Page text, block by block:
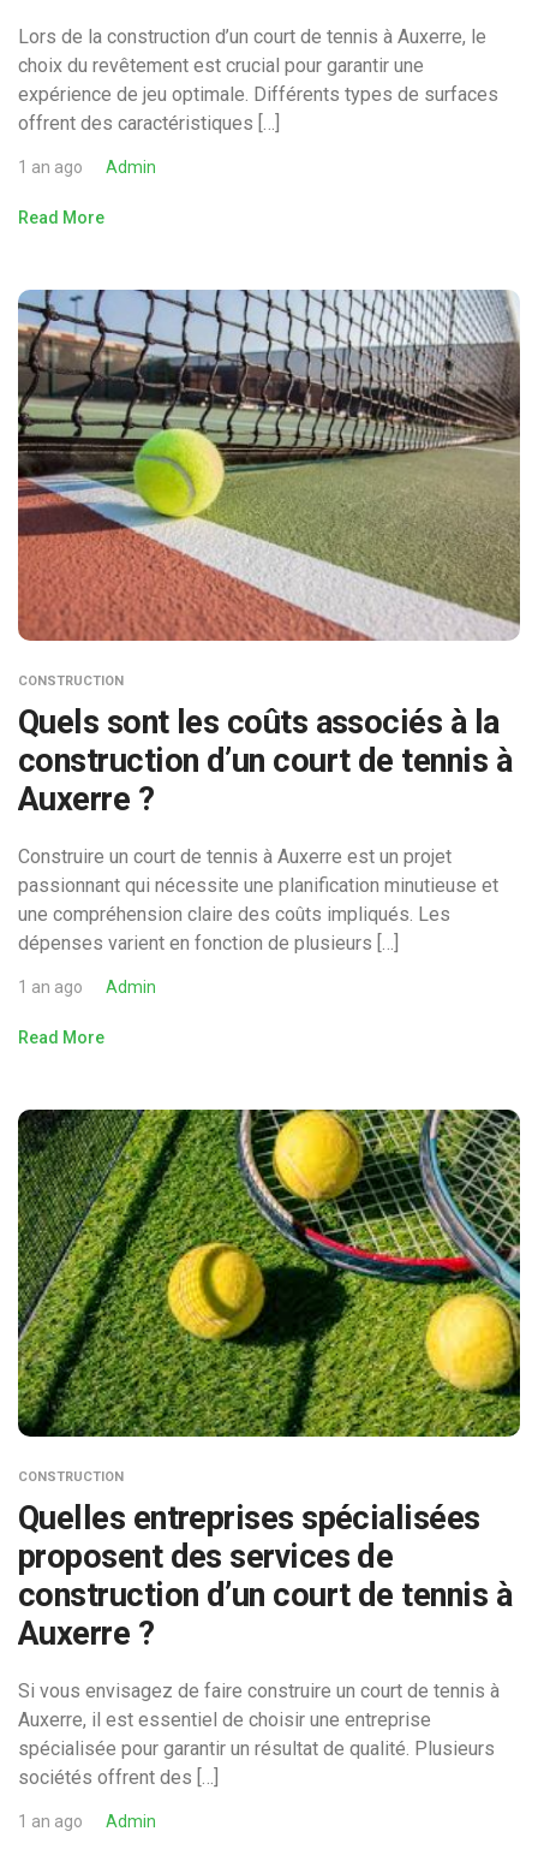
Lors de la construction d’un court de tennis à Auxerre, le
choix du revêtement est crucial pour garantir une
expérience de jeu optimale. Différents types de surfaces
offrent des caractéristiques […]
1 an ago Admin
Read More
CONSTRUCTION
Quels sont les coûts associés à la
construction d’un court de tennis à
Auxerre ?
Construire un court de tennis à Auxerre est un projet
passionnant qui nécessite une planification minutieuse et
une compréhension claire des coûts impliqués. Les
dépenses varient en fonction de plusieurs […]
1 an ago Admin
Read More
CONSTRUCTION
Quelles entreprises spécialisées
proposent des services de
construction d’un court de tennis à
Auxerre ?
Si vous envisagez de faire construire un court de tennis à
Auxerre, il est essentiel de choisir une entreprise
spécialisée pour garantir un résultat de qualité. Plusieurs
sociétés offrent des […]
1 an ago Admin